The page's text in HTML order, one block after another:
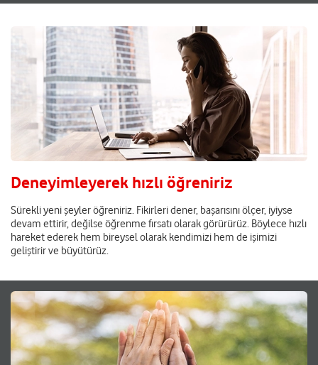
Deneyimleyerek hızlı öğreniriz
Sürekli yeni şeyler öğreniriz. Fikirleri dener, başarısını ölçer, iyiyse
devam ettirir, değilse öğrenme fırsatı olarak görürürüz. Böylece hızlı
hareket ederek hem bireysel olarak kendimizi hem de işimizi
geliştirir ve büyütürüz.